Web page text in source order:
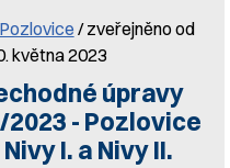
/ zveřejněno od
května 2023
úpravy
- Pozlovice
I. a Nivy II.